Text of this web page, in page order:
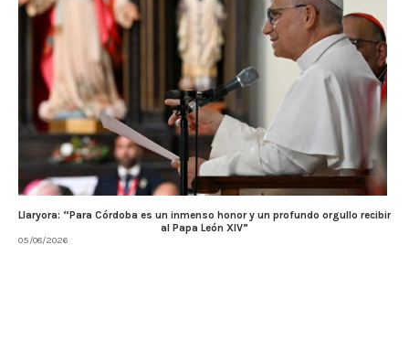
Llaryora: “Para Córdoba es un inmenso honor y un profundo orgullo recibir
al Papa León XIV”
05/08/2026